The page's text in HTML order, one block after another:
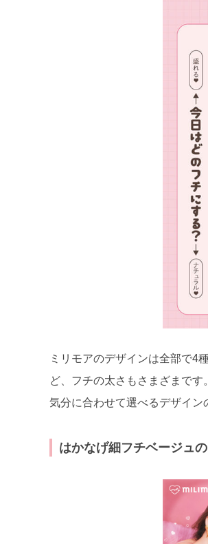
ミリモアのデザインは全部で4
ど、フチの太さもさまざまで
気分に合わせて選べるデザイ
はかなげ細フチベージュ